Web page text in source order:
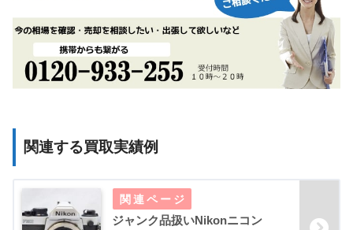
関連する買取実績例
ジャンク品扱いNikonニコン